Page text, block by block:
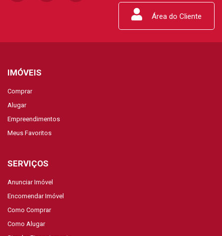
Área do Cliente
IMÓVEIS
Comprar
Alugar
Empreendimentos
Meus Favoritos
SERVIÇOS
Anunciar Imóvel
Encomendar Imóvel
Como Comprar
Como Alugar